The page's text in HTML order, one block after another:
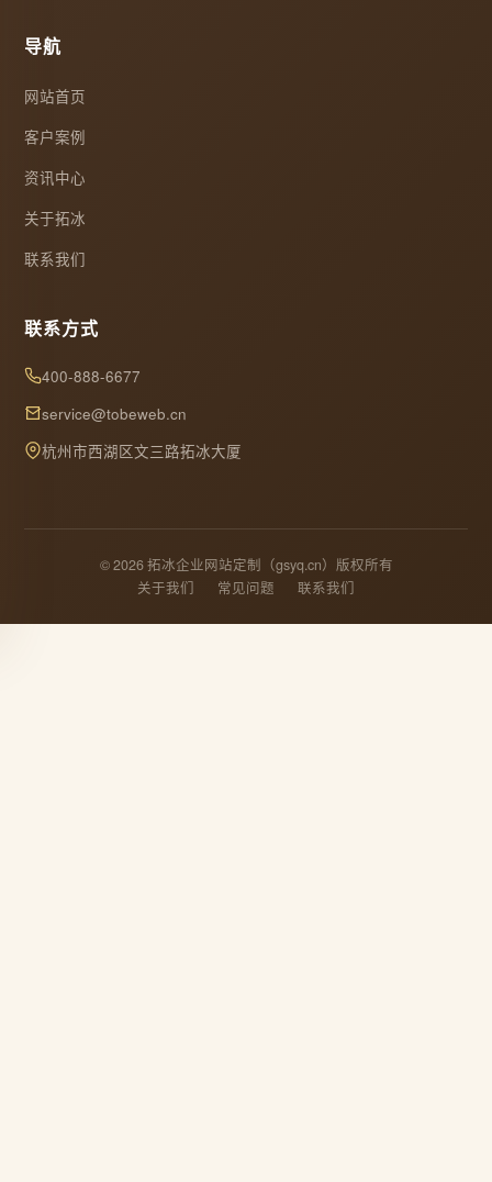
导航
网站首页
客户案例
资讯中心
关于拓冰
联系我们
联系方式
400-888-6677
service@tobeweb.cn
杭州市西湖区文三路拓冰大厦
© 2026 拓冰企业网站定制（gsyq.cn）版权所有
关于我们
常见问题 联系我们